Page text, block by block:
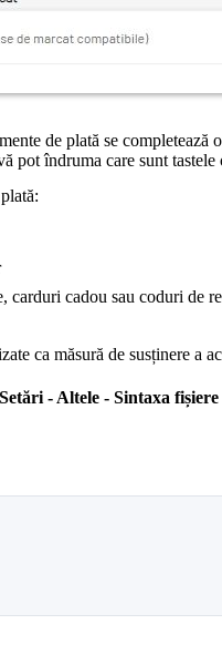
de plată se
pot îndruma care sunt
carduri cadou sau coduri de
ca măsură de susținere a
Setări - Altele - Sintaxa fișiere